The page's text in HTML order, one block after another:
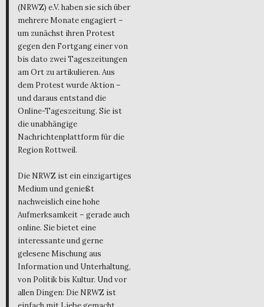
(NRWZ) e.V. haben sie sich über
mehrere Monate engagiert –
um zunächst ihren Protest
gegen den Fortgang einer von
bis dato zwei Tageszeitungen
am Ort zu artikulieren. Aus
dem Protest wurde Aktion –
und daraus entstand die
Online-Tageszeitung. Sie ist
die unabhängige
Nachrichtenplattform für die
Region Rottweil.
Die NRWZ ist ein einzigartiges
Medium und genießt
nachweislich eine hohe
Aufmerksamkeit – gerade auch
online. Sie bietet eine
interessante und gerne
gelesene Mischung aus
Information und Unterhaltung,
von Politik bis Kultur. Und vor
allen Dingen: Die NRWZ ist